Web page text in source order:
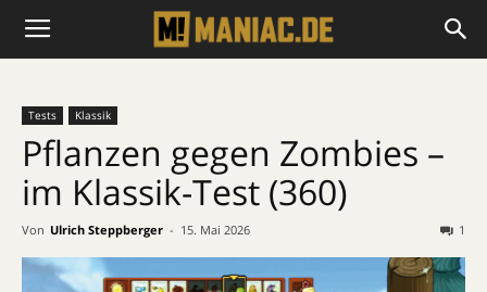
Tests Klassik
Pflanzen gegen Zombies –
im Klassik-Test (360)
Von Ulrich Steppberger - 15. Mai 2026 1